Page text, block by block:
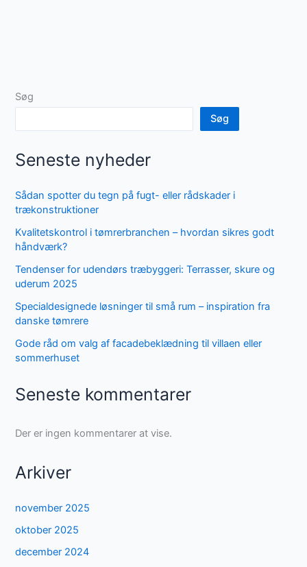
Søg
Søg
Seneste nyheder
Sådan spotter du tegn på fugt- eller rådskader i
trækonstruktioner
Kvalitetskontrol i tømrerbranchen – hvordan sikres godt
håndværk?
Tendenser for udendørs træbyggeri: Terrasser, skure og
uderum 2025
Specialdesignede løsninger til små rum – inspiration fra
danske tømrere
Gode råd om valg af facadebeklædning til villaen eller
sommerhuset
Seneste kommentarer
Der er ingen kommentarer at vise.
Arkiver
november 2025
oktober 2025
december 2024